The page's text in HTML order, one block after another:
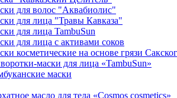
для волос "Аквабиолис"
для лица "Травы Кавказа"
для лица TambuSun
для лица с активами соков
косметические на основе грязи
маски для лица «TambuSun»
маски
масло для тела «Cosmos cosmetics»